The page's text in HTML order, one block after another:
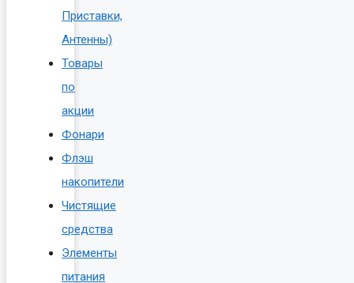
Приставки,
Антенны)
Товары
по
акции
Фонари
Флэш
накопители
Чистящие
средства
Элементы
питания